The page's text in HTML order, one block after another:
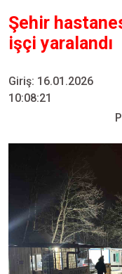
Şehir
işçi yaralandı
Giriş: 16.01.2026
10:08:21